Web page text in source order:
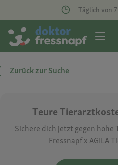
Täglich von
Zurück zur Suche
Teure
Sichere dich jetzt gegen
Fressnapf x AGILA